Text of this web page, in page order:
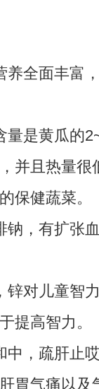
全面丰富
是黄瓜的
并且热量很
保健蔬菜。
，有扩张
对儿童智
提高智力。
，疏肝止
胃气痛以及